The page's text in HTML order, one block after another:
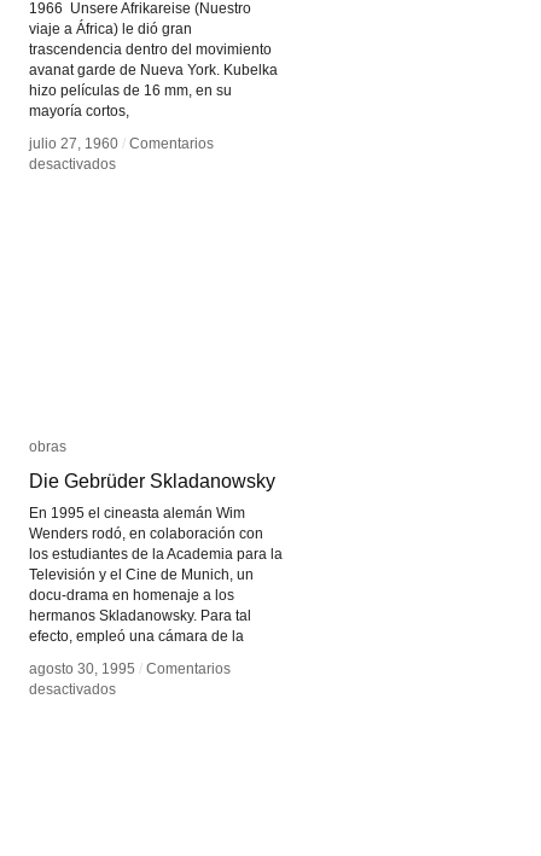
1966 Unsere Afrikareise (Nuestro
viaje a África) le dió gran
trascendencia dentro del movimiento
avanat garde de Nueva York. Kubelka
hizo películas de 16 mm, en su
mayoría cortos,
julio 27, 1960 / Comentarios
desactivadosen
julio 27, 1960 / Comentarios
desactivadosen
obras
Die Gebrüder Skladanowsky
En 1995 el cineasta alemán Wim
Wenders rodó, en colaboración con
los estudiantes de la Academia para la
Televisión y el Cine de Munich, un
docu-drama en homenaje a los
hermanos Skladanowsky. Para tal
efecto, empleó una cámara de la
agosto 30, 1995 / Comentarios
desactivadosen
obras
Die Gebrüder Skladanowsky
agosto 30, 1995 / Comentarios
desactivadosen